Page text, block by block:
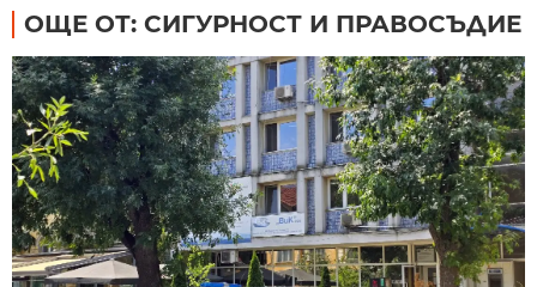
ОЩЕ ОТ: СИГУРНОСТ И ПРАВОСЪДИЕ